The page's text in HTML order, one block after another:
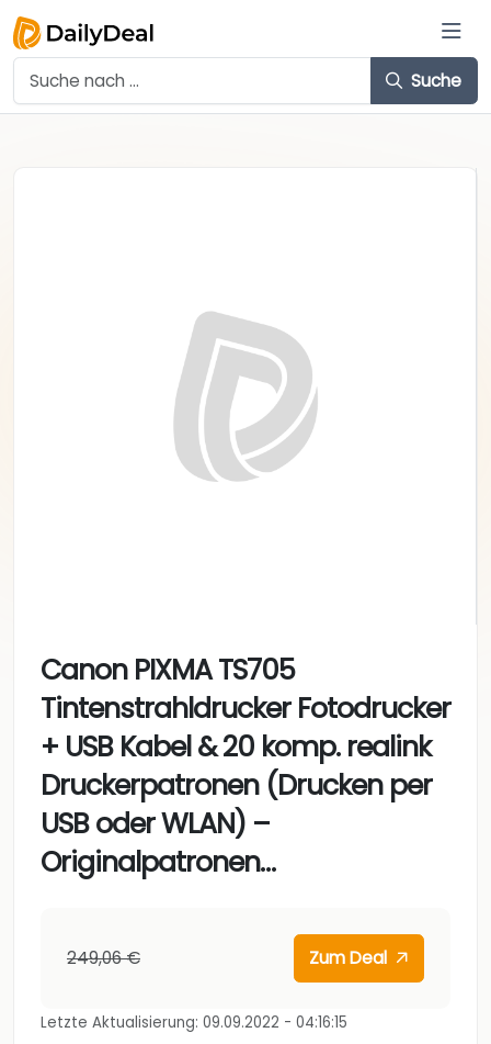
Suche
Canon PIXMA TS705
Tintenstrahldrucker Fotodrucker
+ USB Kabel & 20 komp. realink
Druckerpatronen (Drucken per
USB oder WLAN) –
Originalpatronen…
249,06 € Zum Deal
Letzte Aktualisierung: 09.09.2022 - 04:16:15